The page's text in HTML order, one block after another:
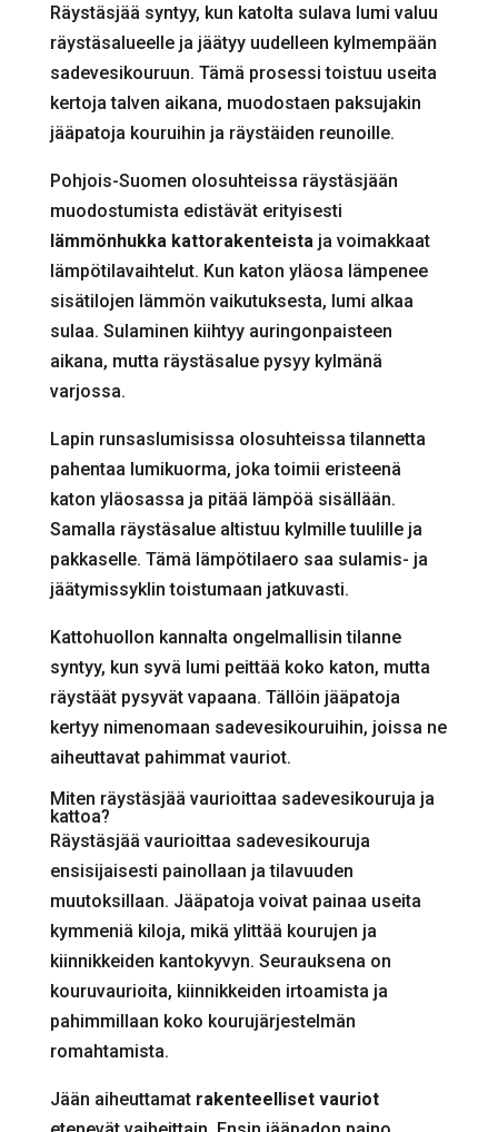
Räystäsjää syntyy, kun katolta sulava lumi valuu
räystäsalueelle ja jäätyy uudelleen kylmempään
sadevesikouruun. Tämä prosessi toistuu useita
kertoja talven aikana, muodostaen paksujakin
jääpatoja kouruihin ja räystäiden reunoille.
Pohjois-Suomen olosuhteissa räystäsjään
muodostumista edistävät erityisesti
lämmönhukka kattorakenteista ja voimakkaat
lämpötilavaihtelut. Kun katon yläosa lämpenee
sisätilojen lämmön vaikutuksesta, lumi alkaa
sulaa. Sulaminen kiihtyy auringonpaisteen
aikana, mutta räystäsalue pysyy kylmänä
varjossa.
Lapin runsaslumisissa olosuhteissa tilannetta
pahentaa lumikuorma, joka toimii eristeenä
katon yläosassa ja pitää lämpöä sisällään.
Samalla räystäsalue altistuu kylmille tuulille ja
pakkaselle. Tämä lämpötilaero saa sulamis- ja
jäätymissyklin toistumaan jatkuvasti.
Kattohuollon kannalta ongelmallisin tilanne
syntyy, kun syvä lumi peittää koko katon, mutta
räystäät pysyvät vapaana. Tällöin jääpatoja
kertyy nimenomaan sadevesikouruihin, joissa ne
aiheuttavat pahimmat vauriot.
Miten räystäsjää vaurioittaa sadevesikouruja ja
kattoa?
Räystäsjää vaurioittaa sadevesikouruja
ensisijaisesti painollaan ja tilavuuden
muutoksillaan. Jääpatoja voivat painaa useita
kymmeniä kiloja, mikä ylittää kourujen ja
kiinnikkeiden kantokyvyn. Seurauksena on
kouruvaurioita, kiinnikkeiden irtoamista ja
pahimmillaan koko kourujärjestelmän
romahtamista.
Jään aiheuttamat rakenteelliset vauriot